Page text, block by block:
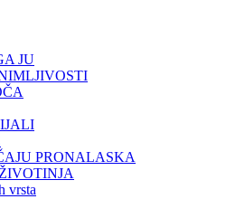
JU
PRONALASKA
vrsta